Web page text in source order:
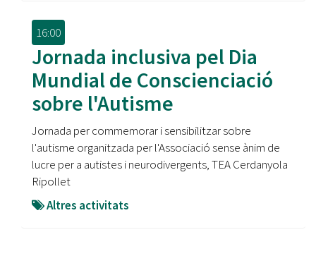
16:00
Jornada inclusiva pel Dia
Mundial de Conscienciació
sobre l'Autisme
Jornada per commemorar i sensibilitzar sobre
l'autisme organitzada per l'Associació sense ànim de
lucre per a autistes i neurodivergents, TEA Cerdanyola
Ripollet
Altres activitats